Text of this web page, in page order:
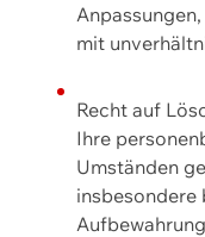
mit
Recht auf
Ihre
Umständen
insbesondere